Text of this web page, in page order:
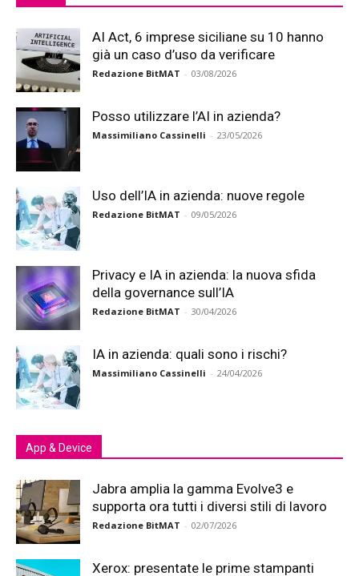
AI Act, 6 imprese siciliane su 10 hanno
già un caso d’uso da verificare
Redazione BitMAT - 03/08/2026
Posso utilizzare l’AI in azienda?
Massimiliano Cassinelli - 23/05/2026
Uso dell’IA in azienda: nuove regole
Redazione BitMAT - 09/05/2026
Privacy e IA in azienda: la nuova sfida
della governance sull’IA
Redazione BitMAT - 30/04/2026
IA in azienda: quali sono i rischi?
Massimiliano Cassinelli - 24/04/2026
App & Device
Jabra amplia la gamma Evolve3 e
supporta ora tutti i diversi stili di lavoro
Redazione BitMAT - 02/07/2026
Xerox: presentate le prime stampanti